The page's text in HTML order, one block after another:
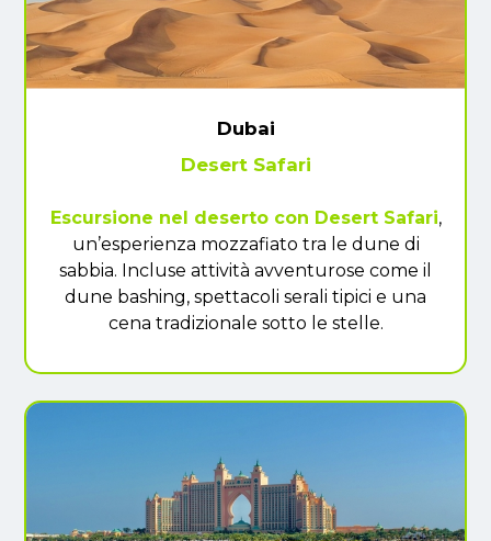
Dubai
Desert Safari
Escursione nel deserto con Desert Safari,
un’esperienza mozzafiato tra le dune di
sabbia. Incluse attività avventurose come il
dune bashing, spettacoli serali tipici e una
cena tradizionale sotto le stelle.